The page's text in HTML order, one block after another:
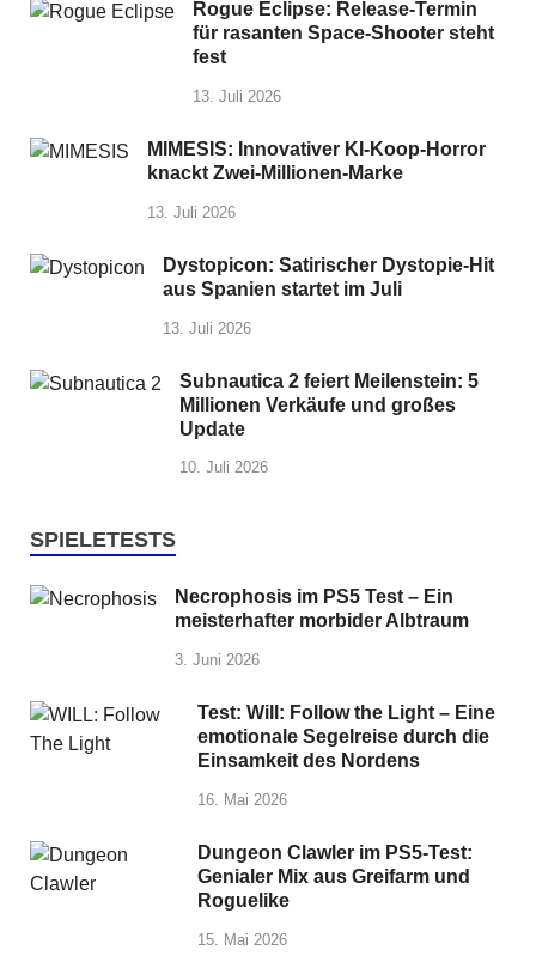
Rogue Eclipse: Release-Termin
für rasanten Space-Shooter steht
fest
13. Juli 2026
MIMESIS: Innovativer KI-Koop-Horror
knackt Zwei-Millionen-Marke
13. Juli 2026
Dystopicon: Satirischer Dystopie-Hit
aus Spanien startet im Juli
13. Juli 2026
Subnautica 2 feiert Meilenstein: 5
Millionen Verkäufe und großes
Update
10. Juli 2026
SPIELETESTS
Necrophosis im PS5 Test – Ein
meisterhafter morbider Albtraum
3. Juni 2026
Test: Will: Follow the Light – Eine
emotionale Segelreise durch die
Einsamkeit des Nordens
16. Mai 2026
Dungeon Clawler im PS5-Test:
Genialer Mix aus Greifarm und
Roguelike
15. Mai 2026